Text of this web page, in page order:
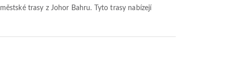
trasy z Johor Bahru. Tyto trasy nabízejí